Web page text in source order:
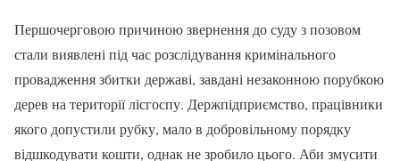
Першочерговою причиною звернення до суду з позовом
стали виявлені під час розслідування кримінального
провадження збитки державі, завдані незаконною порубкою
дерев на території лісгоспу. Держпідприємство, працівники
якого допустили рубку, мало в добровільному порядку
відшкодувати кошти, однак не зробило цього. Аби змусити